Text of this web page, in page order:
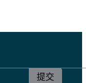
提交